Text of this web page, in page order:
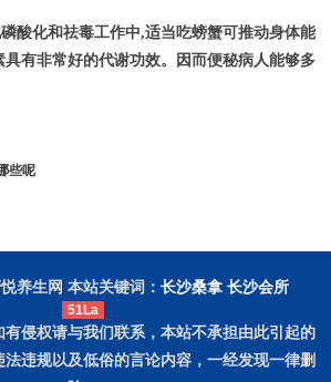
酸化和祛毒工作中,适当吃螃蟹可推动身体能
有非常好的代谢功效。因而便秘病人能够多
些呢
养生网 本站关键词： 长沙桑拿 长沙会所
51La
侵权请与我们联系，本站不承担由此引起的
违规以及低俗的言论内容，一经发现一律删